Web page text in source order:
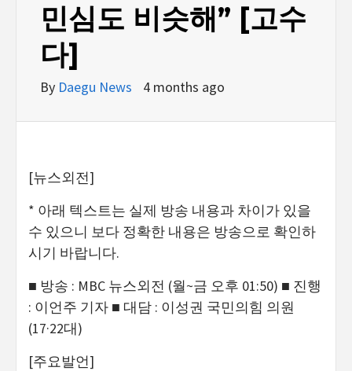
민심도 비슷해” [고수
다]
By Daegu News 4 months ago
[뉴스외전]
* 아래 텍스트는 실제 방송 내용과 차이가 있을
수 있으니 보다 정확한 내용은 방송으로 확인하
시기 바랍니다.
■ 방송 : MBC 뉴스외전 (월~금 오후 01:50) ■ 진행
: 이언주 기자 ■ 대담 : 이성권 국민의힘 의원
(17·22대)
[주요발언]